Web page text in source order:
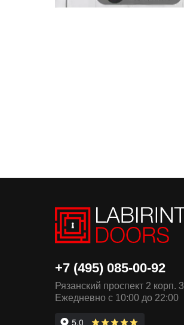
+7 (495) 085-00-92
Рязанский проспект 2 корп. 3
Ежедневно с 10:00 до 22:00